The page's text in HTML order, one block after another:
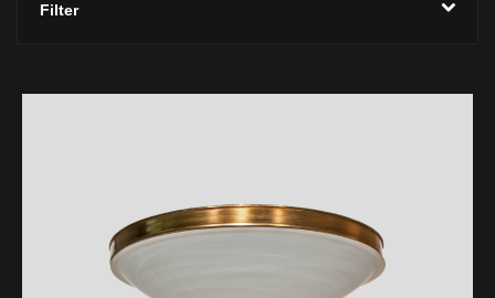
Filter